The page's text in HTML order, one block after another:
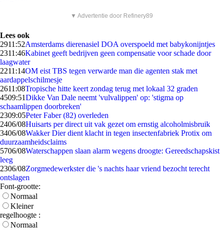
▼ Advertentie door Refinery89
Lees ook
2911:52Amsterdams dierenasiel DOA overspoeld met babykonijntjes
2311:46Kabinet geeft bedrijven geen compensatie voor schade door
laagwater
2211:14OM eist TBS tegen verwarde man die agenten stak met
aardappelschilmesje
2611:08Tropische hitte keert zondag terug met lokaal 32 graden
4509:51Dikke Van Dale neemt 'vulvalippen' op: 'stigma op
schaamlippen doorbreken'
2309:05Peter Faber (82) overleden
2406/08Huisarts per direct uit vak gezet om ernstig alcoholmisbruik
3406/08Wakker Dier dient klacht in tegen insectenfabriek Protix om
duurzaamheidsclaims
5706/08Waterschappen slaan alarm wegens droogte: Gereedschapskist
leeg
2306/08Zorgmedewerkster die 's nachts haar vriend bezocht terecht
ontslagen
Font-grootte:
Normaal
Kleiner
regelhoogte :
Normaal